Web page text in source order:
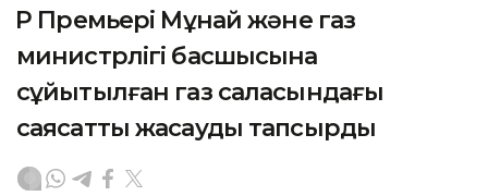
ҚР Премьері Мұнай және газ
министрлігі басшысына
сұйытылған газ саласындағы
саясатты жасауды тапсырды